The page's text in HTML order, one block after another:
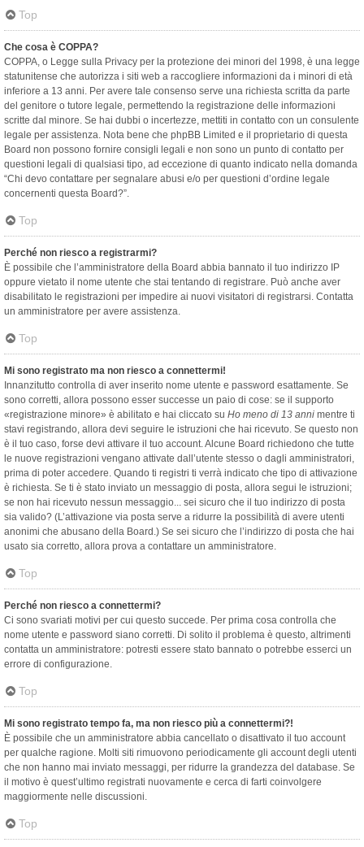
Top
Che cosa è COPPA?
COPPA, o Legge sulla Privacy per la protezione dei minori del 1998, è una legge
statunitense che autorizza i siti web a raccogliere informazioni da i minori di età
inferiore a 13 anni. Per avere tale consenso serve una richiesta scritta da parte
del genitore o tutore legale, permettendo la registrazione delle informazioni
scritte dal minore. Se hai dubbi o incertezze, mettiti in contatto con un consulente
legale per assistenza. Nota bene che phpBB Limited e il proprietario di questa
Board non possono fornire consigli legali e non sono un punto di contatto per
questioni legali di qualsiasi tipo, ad eccezione di quanto indicato nella domanda
“Chi devo contattare per segnalare abusi e/o per questioni d’ordine legale
concernenti questa Board?”.
Top
Perché non riesco a registrarmi?
È possibile che l’amministratore della Board abbia bannato il tuo indirizzo IP
oppure vietato il nome utente che stai tentando di registrare. Può anche aver
disabilitato le registrazioni per impedire ai nuovi visitatori di registrarsi. Contatta
un amministratore per avere assistenza.
Top
Mi sono registrato ma non riesco a connettermi!
Innanzitutto controlla di aver inserito nome utente e password esattamente. Se
sono corretti, allora possono esser successe un paio di cose: se il supporto
«registrazione minore» è abilitato e hai cliccato su Ho meno di 13 anni mentre ti
stavi registrando, allora devi seguire le istruzioni che hai ricevuto. Se questo non
è il tuo caso, forse devi attivare il tuo account. Alcune Board richiedono che tutte
le nuove registrazioni vengano attivate dall’utente stesso o dagli amministratori,
prima di poter accedere. Quando ti registri ti verrà indicato che tipo di attivazione
è richiesta. Se ti è stato inviato un messaggio di posta, allora segui le istruzioni;
se non hai ricevuto nessun messaggio... sei sicuro che il tuo indirizzo di posta
sia valido? (L’attivazione via posta serve a ridurre la possibilità di avere utenti
anonimi che abusano della Board.) Se sei sicuro che l’indirizzo di posta che hai
usato sia corretto, allora prova a contattare un amministratore.
Top
Perché non riesco a connettermi?
Ci sono svariati motivi per cui questo succede. Per prima cosa controlla che
nome utente e password siano corretti. Di solito il problema è questo, altrimenti
contatta un amministratore: potresti essere stato bannato o potrebbe esserci un
errore di configurazione.
Top
Mi sono registrato tempo fa, ma non riesco più a connettermi?!
È possibile che un amministratore abbia cancellato o disattivato il tuo account
per qualche ragione. Molti siti rimuovono periodicamente gli account degli utenti
che non hanno mai inviato messaggi, per ridurre la grandezza del database. Se
il motivo è quest’ultimo registrati nuovamente e cerca di farti coinvolgere
maggiormente nelle discussioni.
Top